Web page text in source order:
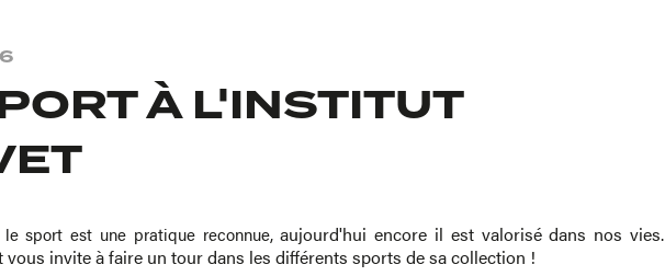
À L'INSTITUT
le sport est une pratique reconnue,aujourd'hui encore il est valorisé dans nos vies.
vous invite à faire un tour dans les différents sports de sa collection !